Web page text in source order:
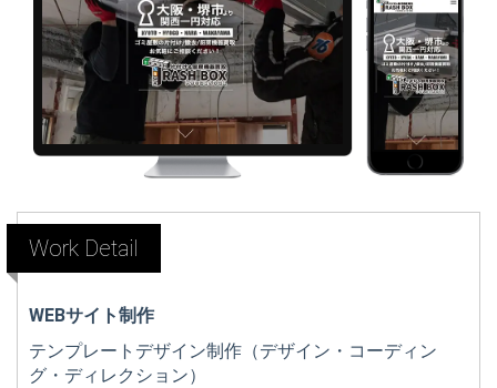
Work Detail
WEBサイト制作
テンプレートデザイン制作（デザイン・コーディン
グ・ディレクション）